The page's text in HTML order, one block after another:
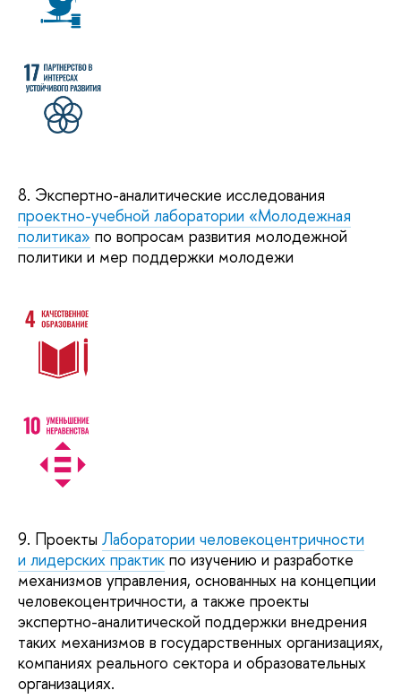
8. Экспертно-аналитические исследования
проектно-учебной лаборатории «Молодежная
политика» по вопросам развития молодежной
политики и мер поддержки молодежи
9. Проекты Лаборатории человекоцентричности
и лидерских практик по изучению и разработке
механизмов управления, основанных на концепции
человекоцентричности, а также проекты
экспертно-аналитической поддержки внедрения
таких механизмов в государственных организациях,
компаниях реального сектора и образовательных
организациях.